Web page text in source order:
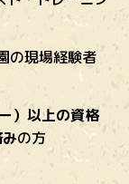
の現場経験者
以上の資格
の方